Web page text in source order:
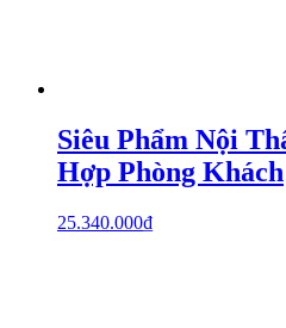
Siêu Phẩm Nội
Hợp Phòng Khách
25.340.000₫